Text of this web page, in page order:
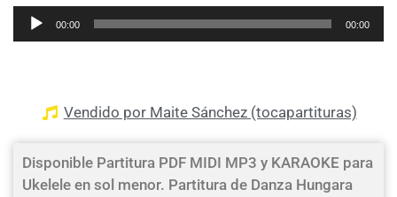
Reproductor
de
00:00 00:00
Vendido por Maite Sánchez (tocapartituras)
Disponible Partitura PDF MIDI MP3 y KARAOKE para
Ukelele en sol menor. Partitura de Danza Hungara